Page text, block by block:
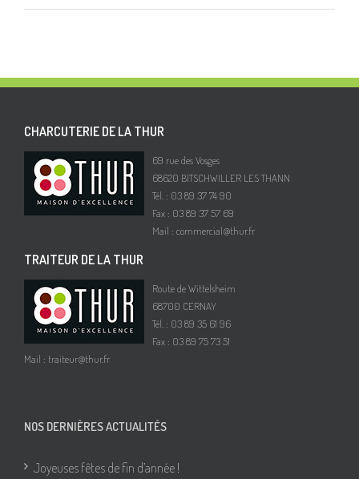
CHARCUTERIE DE LA THUR
69 rue des Vosges
68620 BITSCHWILLER LES THANN
Tél. : 03 89 37 74 90
Fax : 03 89 37 57 69
Mail : commercial@thur.fr
TRAITEUR DE LA THUR
Route de Wittelsheim
68700 CERNAY
Tél. : 03 89 35 61 96
Fax : 03 89 75 73 51
Mail : traiteur@thur.fr
NOS DERNIÈRES ACTUALITÉS
Joyeuses fêtes de fin d’année !